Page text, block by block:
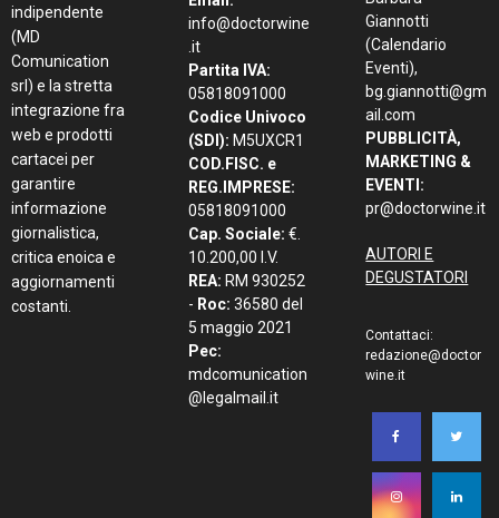
indipendente
(MD
Comunication
srl) e la stretta
integrazione fra
web e prodotti
cartacei per
garantire
informazione
giornalistica,
critica enoica e
aggiornamenti
costanti.
info@doctorwine
.it
Partita IVA:
05818091000
Codice Univoco
(SDI): M5UXCR1
COD.FISC. e
REG.IMPRESE:
05818091000
Cap. Sociale: €.
10.200,00 I.V.
REA: RM 930252
- Roc: 36580 del
5 maggio 2021
Pec:
mdcomunication
@legalmail.it
Giannotti
(Calendario
Eventi),
bg.giannotti@gm
ail.com
PUBBLICITÀ,
MARKETING &
EVENTI:
pr@doctorwine.it
AUTORI E
DEGUSTATORI
Contattaci:
redazione@doctor
wine.it